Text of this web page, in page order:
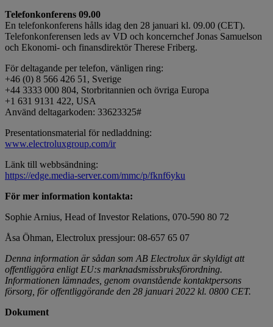
Telefonkonferens 09.00
En telefonkonferens hålls idag den 28 januari kl. 09.00 (CET).
Telefonkonferensen leds av VD och koncernchef Jonas Samuelson
och Ekonomi- och finansdirektör Therese Friberg.
För deltagande per telefon, vänligen ring:
+46 (0) 8 566 426 51, Sverige
+44 3333 000 804, Storbritannien och övriga Europa
+1 631 9131 422, USA
Använd deltagarkoden: 33623325#
Presentationsmaterial för nedladdning:
www.electroluxgroup.com/ir
Länk till webbsändning:
https://edge.media-server.com/mmc/p/fknf6yku
För mer information kontakta:
Sophie Arnius, Head of Investor Relations, 070-590 80 72
Åsa Öhman, Electrolux pressjour: 08-657 65 07
Denna information är sådan som AB Electrolux är skyldigt att
offentliggöra enligt EU:s marknadsmissbruksförordning.
Informationen lämnades, genom ovanstående kontaktpersons
försorg, för offentliggörande den 28 januari 2022 kl. 0800 CET.
Dokument